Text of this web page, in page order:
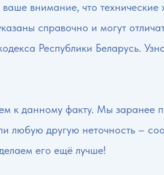
внимание, что
справочно и могут
Республики Беларусь.
к данному факту. Мы
любую другую неточность –
его ещё лучше!